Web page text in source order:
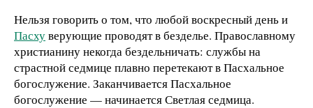
Нельзя говорить о том, что любой воскресный день и
Пасхуверующие проводят в безделье. Православному
христианину некогда бездельничать: службы на
страстной седмице плавно перетекают в Пасхальное
богослужение. Заканчивается Пасхальное
богослужение — начинается Светлая седмица.